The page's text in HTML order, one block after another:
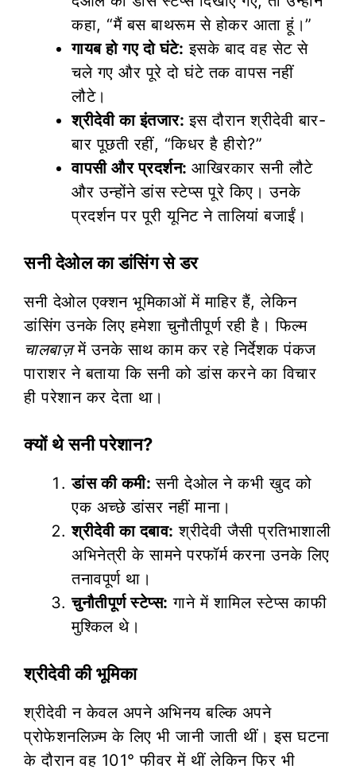
कहा, “मैं बस बाथरूम से होकर आता हूं।”
गायब हो गए दो घंटे: इसके बाद वह सेट से
चले गए और पूरे दो घंटे तक वापस नहीं
लौटे।
श्रीदेवी का इंतजार:इस दौरान श्रीदेवी बार-
बार पूछती रहीं, “किधर है हीरो?”
वापसी और प्रदर्शन: आखिरकार सनी लौटे
और उन्होंने डांस स्टेप्स पूरे किए। उनके
प्रदर्शन पर पूरी यूनिट ने तालियां बजाईं।
सनी देओल का डांसिंग से डर
सनी देओल एक्शन भूमिकाओं में माहिर हैं, लेकिन
डांसिंग उनके लिए हमेशा चुनौतीपूर्ण रही है। फिल्म
चालबाज़में उनके साथ काम कर रहे निर्देशक पंकज
पाराशर ने बताया कि सनी को डांस करने का विचार
ही परेशान कर देता था।
क्यों थे सनी परेशान?
डांस की कमी:सनी देओल ने कभी खुद को
एक अच्छे डांसर नहीं माना।
श्रीदेवी का दबाव: श्रीदेवी जैसी प्रतिभाशाली
अभिनेत्री के सामने परफॉर्म करना उनके लिए
तनावपूर्ण था।
चुनौतीपूर्ण स्टेप्स: गाने में शामिल स्टेप्स काफी
मुश्किल थे।
श्रीदेवी की भूमिका
श्रीदेवी न केवल अपने अभिनय बल्कि अपने
प्रोफेशनलिज़्म के लिए भी जानी जाती थीं। इस घटना
के दौरान वह 101° फीवर में थीं लेकिन फिर भी